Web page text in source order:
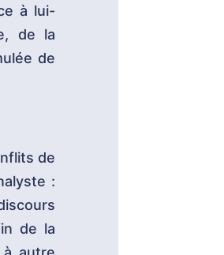
à lui-
de la
de
de
:
de la